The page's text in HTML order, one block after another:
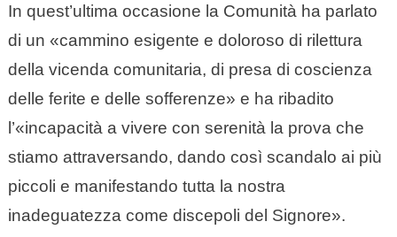
In quest’ultima occasione la Comunità ha parlato
di un «cammino esigente e doloroso di rilettura
della vicenda comunitaria, di presa di coscienza
delle ferite e delle sofferenze» e ha ribadito
l’«incapacità a vivere con serenità la prova che
stiamo attraversando, dando così scandalo ai più
piccoli e manifestando tutta la nostra
inadeguatezza come discepoli del Signore».